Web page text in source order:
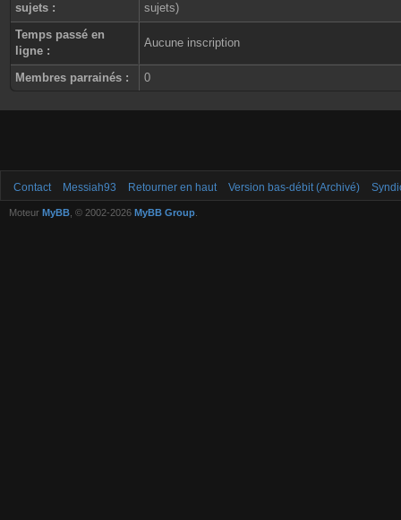
sujets :
sujets)
Temps passé en
ligne :
Aucune inscription
Membres parrainés : 0
Contact Messiah93 Retourner en haut Version bas-débit (Archivé)
Moteur MyBB , © 2002-2026 MyBB Group